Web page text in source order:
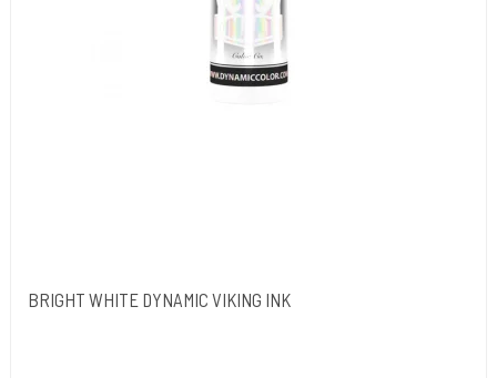
BRIGHT WHITE DYNAMIC VIKING INK